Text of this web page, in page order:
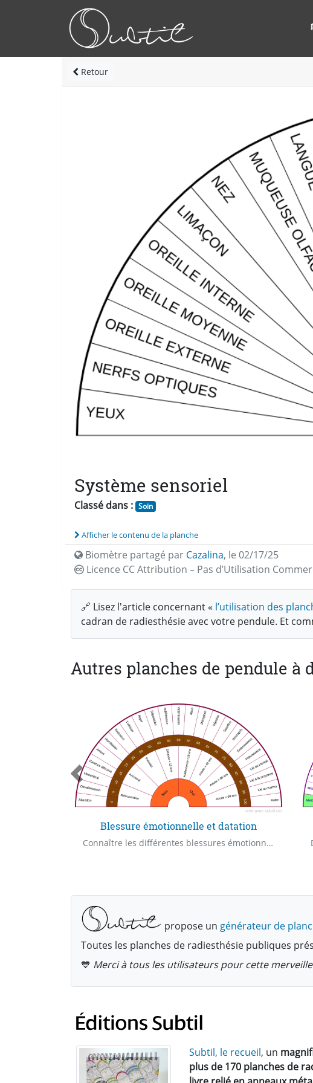
Retour
Système sensoriel
Classé dans : Soin
Afficher le contenu de la planche
Biomètre partagé par Cazalina, le 02/17/25
Licence CCAttribution – Pas d’Utilisation
🔗 Lisez l'article concernant « l’utilisation des
cadran de radiesthésie avec votre pendule. Et
Autres planches de pendule à
Blessure émotionnelle et datation
Connaître les différentes blessures émotionnelles et pouvoir les dater. Quelle est la blessure émotionnelle à l'origine de ce mal-être ? À quel age est survenu cette blessure ?
propose un générateur de
Toutes les planches de radiesthésie publiques
💙 Merci à tous les utilisateurs pour cette
Subtil, le recueil, un
plus de 170 planches de